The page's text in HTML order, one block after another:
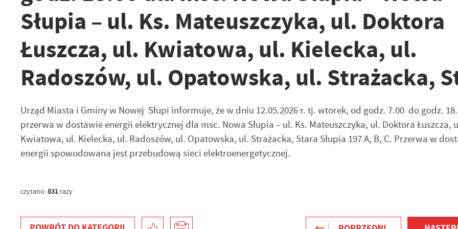
Słupia – ul. Ks. Mateuszczyka, ul. Doktora
Łuszcza, ul. Kwiatowa, ul. Kielecka, ul.
Radoszów, ul. Opatowska, ul. Strażacka,
Urząd Miasta i Gminy w Nowej Słupi informuje, że w dniu 12.05.2026 r. tj. wtorek, od godz. 7.00 do godz.
przerwa w dostawie energii elektrycznej dla msc. Nowa Słupia – ul. Ks. Mateuszczyka, ul. Doktora Łuszcza,
Kwiatowa, ul. Kielecka, ul. Radoszów, ul. Opatowska, ul. Strażacka, Stara Słupia 197 A, B, C. Przerwa w
energii spowodowana jest przebudową sieci elektroenergetycznej.
czytano:831razy